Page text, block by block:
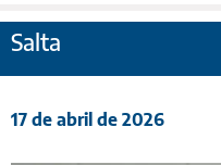
Salta
17 de abril de 2026